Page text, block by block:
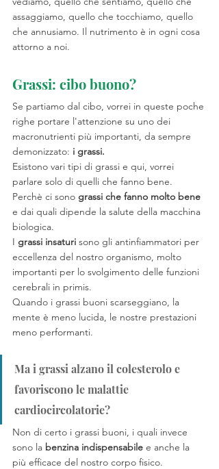
assaggiamo, quello che tocchiamo, quello
che annusiamo. Il nutrimento è in ogni cosa
attorno a noi.
Grassi: cibo buono?
Se partiamo dal cibo, vorrei in queste poche
righe portare l'attenzione su uno dei
macronutrienti più importanti, da sempre
demonizzato: i grassi.
Esistono vari tipi di grassi e qui, vorrei
parlare solo di quelli che fanno bene.
Perchè ci sono grassi che fanno molto bene
e dai quali dipende la salute della macchina
biologica.
I grassi insaturi sono gli antinfiammatori per
eccellenza del nostro organismo, molto
importanti per lo svolgimento delle funzioni
cerebrali in primis.
Quando i grassi buoni scarseggiano, la
mente è meno lucida, le nostre prestazioni
meno performanti.
Ma i grassi alzano il colesterolo e
favoriscono le malattie
cardiocircolatorie?
Non di certo i grassi buoni, i quali invece
sono la benzina indispensabile e anche la
più efficace del nostro corpo fisico.